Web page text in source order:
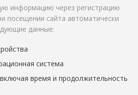
информацию через регистрацию
посещении сайта автоматически
данные:
система
время и продолжительность